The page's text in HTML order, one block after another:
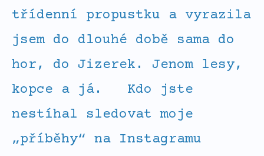
třídenní propustku a vyrazila
jsem do dlouhé době sama do
hor, do Jizerek. Jenom lesy,
kopce a já. Kdo jste
nestíhal sledovat moje
„příběhy“ na Instagramu